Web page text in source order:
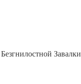
Завалки